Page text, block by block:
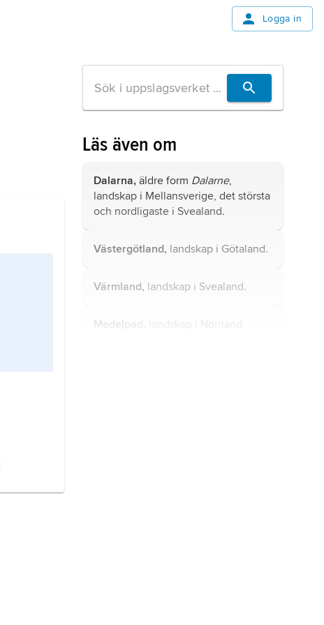
Logga in
Läs även om
Dalarna, äldre form Dalarne,
landskap i Mellansverige, det största
och nordligaste i Svealand.
Västergötland, landskap i Götaland.
Värmland, landskap i Svealand.
Medelpad, landskap i Norrland.